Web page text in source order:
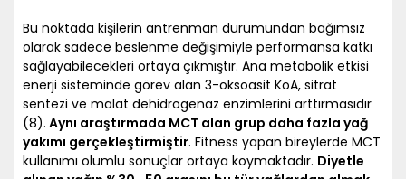
Bu noktada kişilerin antrenman durumundan bağımsız
olarak sadece beslenme değişimiyle performansa katkı
sağlayabilecekleri ortaya çıkmıştır. Ana metabolik etkisi
enerji sisteminde görev alan 3-oksoasit KoA, sitrat
sentezi ve malat dehidrogenaz enzimlerini arttırmasıdır
(8). Aynı araştırmada MCT alan grup daha fazla yağ
yakımı gerçekleştirmiştir. Fitness yapan bireylerde MCT
kullanımı olumlu sonuçlar ortaya koymaktadır. Diyetle